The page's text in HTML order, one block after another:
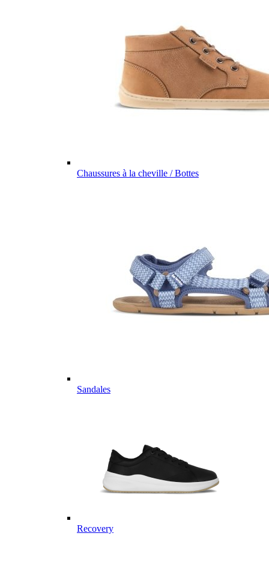
Chaussures à la cheville / Bottes
Sandales
Recovery